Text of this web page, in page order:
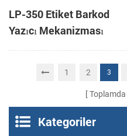
LP-350 Etiket Barkod
Yazıcı Mekanizması
1 2 3
Toplamda
Kategoriler